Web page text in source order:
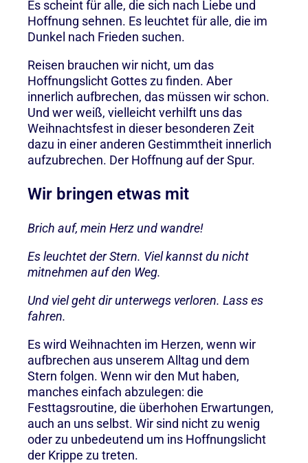
Es scheint für alle, die sich nach Liebe und
Hoffnung sehnen. Es leuchtet für alle, die im
Dunkel nach Frieden suchen.
Reisen brauchen wir nicht, um das
Hoffnungslicht Gottes zu finden. Aber
innerlich aufbrechen, das müssen wir schon.
Und wer weiß, vielleicht verhilft uns das
Weihnachtsfest in dieser besonderen Zeit
dazu in einer anderen Gestimmtheit innerlich
aufzubrechen. Der Hoffnung auf der Spur.
Wir bringen etwas mit
Brich auf, mein Herz und wandre!
Es leuchtet der Stern. Viel kannst du nicht
mitnehmen auf den Weg.
Und viel geht dir unterwegs verloren. Lass es
fahren.
Es wird Weihnachten im Herzen, wenn wir
aufbrechen aus unserem Alltag und dem
Stern folgen. Wenn wir den Mut haben,
manches einfach abzulegen: die
Festtagsroutine, die überhohen Erwartungen,
auch an uns selbst. Wir sind nicht zu wenig
oder zu unbedeutend um ins Hoffnungslicht
der Krippe zu treten.